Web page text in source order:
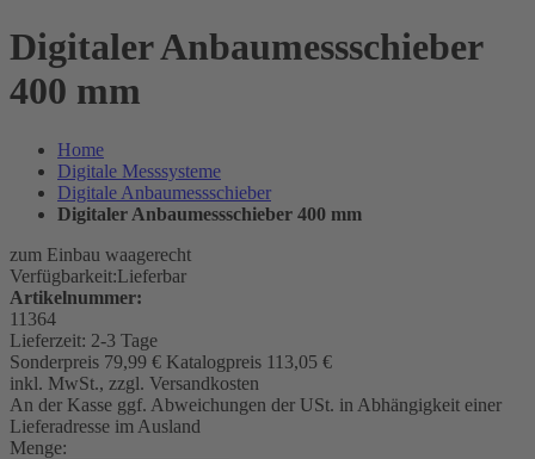
Digitaler Anbaumessschieber
400 mm
Home
Digitale Messsysteme
Digitale Anbaumessschieber
Digitaler Anbaumessschieber 400 mm
zum Einbau waagerecht
Verfügbarkeit:Lieferbar
Artikelnummer:
11364
Lieferzeit: 2-3 Tage
Sonderpreis 79,99 € Katalogpreis 113,05 €
inkl. MwSt., zzgl. Versandkosten
An der Kasse ggf. Abweichungen der USt. in Abhängigkeit einer
Lieferadresse im Ausland
Menge: